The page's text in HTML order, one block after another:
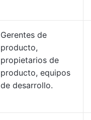
Gerentes de
producto,
propietarios de
producto, equipos
de desarrollo.